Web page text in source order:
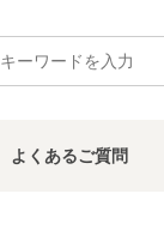
よくあるご質問